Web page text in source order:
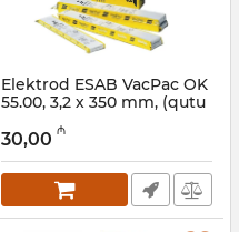
Elektrod ESAB VacPac OK
55.00, 3,2 х 350 mm, (qutu
Artikul: 12018535
30,00 ₼